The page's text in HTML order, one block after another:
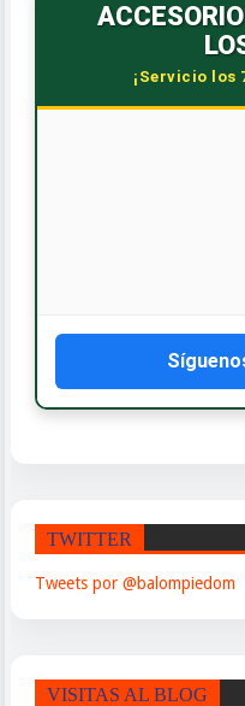
¡Servicio los
TWITTER
Tweets por @balompiedom
VISITAS AL BLOG